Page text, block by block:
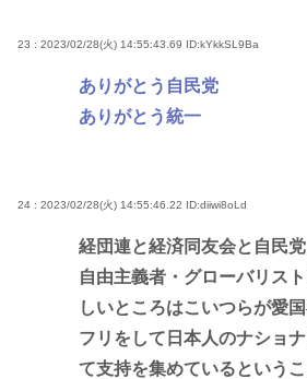
23 : 2023/02/28(火) 14:55:43.69 ID:kYkkSL9Ba
ありがとう自民党
ありがとう統一
24 : 2023/02/28(火) 14:55:46.22 ID:diiwi8oLd
経団連と経済同友会と自民
自由主義者・グローバリス
しいところはこいつらが愛
フリをして日本人のナショ
て支持を集めているというこ